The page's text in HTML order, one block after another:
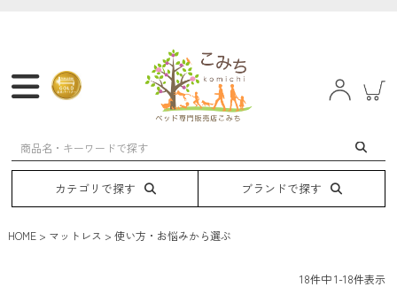
マットレス フレーム ベッド 電動ベッド
カテゴリで探す ブランドで探す
HOME マットレス 使い方・お悩みから選ぶ
18件中 1-18件表示